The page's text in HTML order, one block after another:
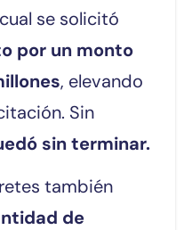
se solicitó
por un monto
, elevando
Sin
sin terminar.
también
de